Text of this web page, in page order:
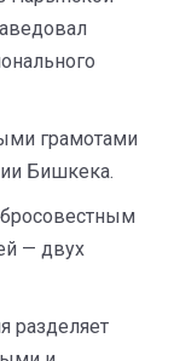
грамотами
Бишкека.
— двух
разделяет